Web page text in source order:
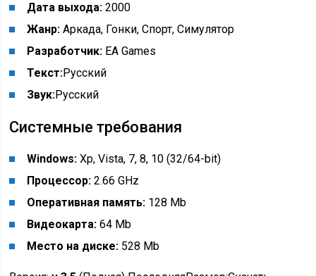
Дата выхода: 2000
Жанр: Аркада, Гонки, Спорт, Симулятор
Разработчик: EA Games
Текст:Русский
Звук:Русский
Системные требования
Windows: Xp, Vista, 7, 8, 10 (32/64-bit)
Процессор: 2.66 GHz
Оперативная память: 128 Mb
Видеокарта: 64 Mb
Место на диске: 528 Mb